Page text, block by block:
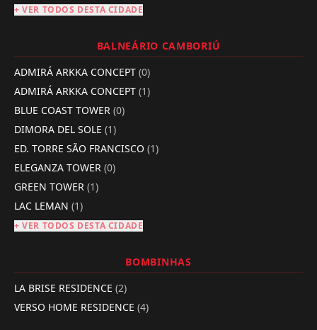
+ VER TODOS DESTA CIDADE
BALNEÁRIO CAMBORIÚ
ADMIRÁ ARKKA CONCEPT (0)
ADMIRÁ ARKKA CONCEPT (1)
BLUE COAST TOWER (0)
DIMORA DEL SOLE (1)
ED. TORRE SÃO FRANCISCO (1)
ELEGANZA TOWER (0)
GREEN TOWER (1)
LAC LEMAN (1)
+ VER TODOS DESTA CIDADE
BOMBINHAS
LA BRISE RESIDENCE (2)
VERSO HOME RESIDENCE (4)